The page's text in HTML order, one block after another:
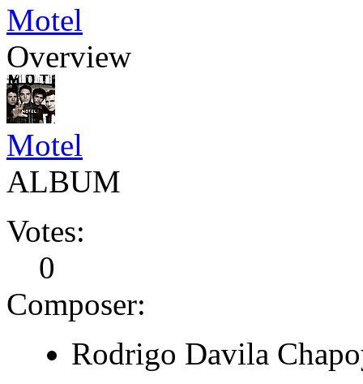
Motel
Overview
Motel
ALBUM
Votes:
0
Composer:
Rodrigo Davila